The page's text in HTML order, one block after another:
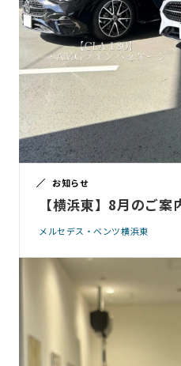
お知らせ
【横浜東】8月のご案
メルセデス・ベンツ横浜東